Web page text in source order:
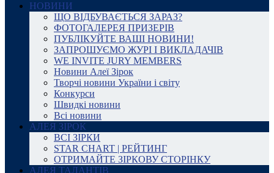
НОВИНИ
ЩО ВІДБУВАЄТЬСЯ ЗАРАЗ?
ФОТОГАЛЕРЕЯ ПРИЗЕРІВ
ПУБЛІКУЙТЕ ВАШІ НОВИНИ!
ЗАПРОШУЄМО ЖУРІ І ВИКЛАДАЧІВ
WE INVITE JURY MEMBERS
Новини Алеї Зірок
Творчі новини України і світу
Конкурси
Швидкі новини
Всі новини
АЛЕЯ ЗІРОК
ВСІ ЗІРКИ
STAR CHART | РЕЙТИНГ
ОТРИМАЙТЕ ЗІРКОВУ СТОРІНКУ
АЛЕЯ ТАЛАНТІВ